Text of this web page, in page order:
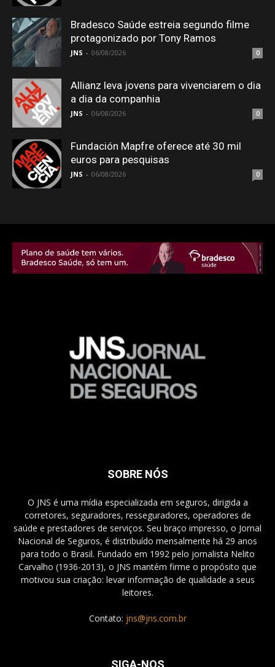
Bradesco Saúde estreia segundo filme
protagonizado por Tony Ramos
JNS - 06/08/2026 0
Allianz leva jovens para vivenciarem o dia
a dia da companhia
JNS - 06/08/2026 0
Fundación Mapfre oferece até 30 mil
euros para pesquisas
JNS - 06/08/2026 0
SOBRE NÓS
O JNS é uma mídia especializada em seguros, dirigida a
corretores, seguradores, resseguradores, operadores de
saúde e prestadores de serviços. Seu braço impresso, o Jornal
Nacional de Seguros, é distribuído mensalmente há 29 anos
para todo o Brasil. Fundado em 1992 pelo jornalista Nelito
Carvalho (1936-2013), o JNS mantém firme o propósito que
motivou sua criação: levar informação de qualidade a seus
leitores.
Contato: jns@jns.com.br
SIGA-NOS